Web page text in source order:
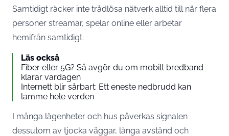
Samtidigt räcker inte trådlösa nätverk alltid till när flera
personer streamar, spelar online eller arbetar
hemifrån samtidigt.
Läs också
Fiber eller 5G? Så avgör du om mobilt bredband
klarar vardagen
Internett blir sårbart: Ett eneste nedbrudd kan
lamme hele verden
I många lägenheter och hus påverkas signalen
dessutom av tjocka väggar, långa avstånd och